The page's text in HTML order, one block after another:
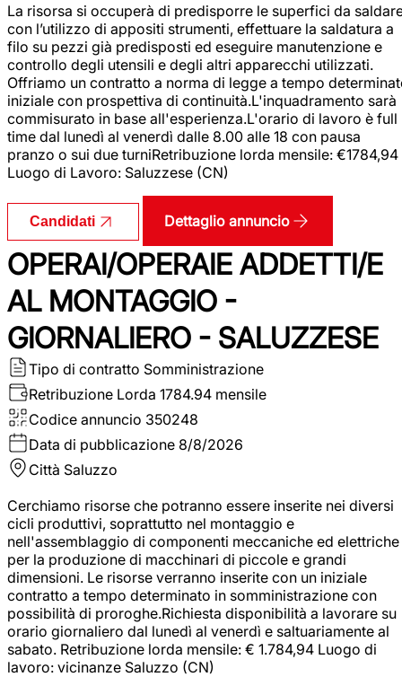
La risorsa si occuperà di predisporre le superfici da
con l’utilizzo di appositi strumenti, effettuare la saldatura a
filo su pezzi già predisposti ed eseguire manutenzione e
controllo degli utensili e degli altri apparecchi utilizzati.
Offriamo un contratto a norma di legge a tempo
iniziale con prospettiva di continuità.L'inquadramento sarà
commisurato in base all'esperienza.L'orario di lavoro è full
time dal lunedì al venerdì dalle 8.00 alle 18 con pausa
pranzo o sui due turniRetribuzione lorda mensile: €1784,94
Luogo di Lavoro: Saluzzese (CN)
Candidati Dettaglio annuncio
OPERAI/OPERAIE ADDETTI/E
AL MONTAGGIO -
GIORNALIERO - SALUZZESE
Tipo di contratto Somministrazione
Retribuzione Lorda 1784.94 mensile
Codice annuncio 350248
Data di pubblicazione 8/8/2026
Città Saluzzo
Cerchiamo risorse che potranno essere inserite nei diversi
cicli produttivi, soprattutto nel montaggio e
nell'assemblaggio di componenti meccaniche ed elettriche
per la produzione di macchinari di piccole e grandi
dimensioni. Le risorse verranno inserite con un iniziale
contratto a tempo determinato in somministrazione con
possibilità di proroghe.Richiesta disponibilità a lavorare su
orario giornaliero dal lunedì al venerdì e saltuariamente al
sabato. Retribuzione lorda mensile: € 1.784,94 Luogo di
lavoro: vicinanze Saluzzo (CN)